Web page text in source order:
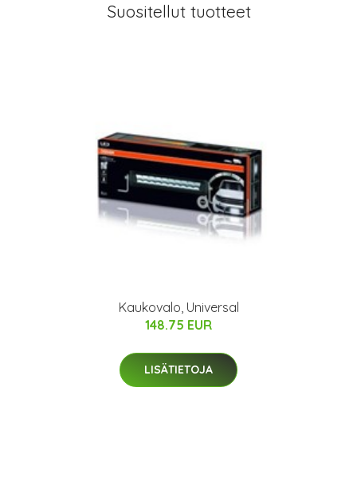
Suositellut tuotteet
Kaukovalo, Universal
148.75 EUR
LISÄTIETOJA